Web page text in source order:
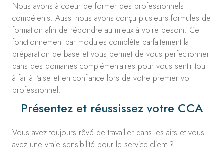
Nous avons à coeur de former des professionnels
compétents. Aussi nous avons conçu plusieurs formules de
formation afin de répondre au mieux à votre besoin. Ce
fonctionnement par modules complète parfaitement la
préparation de base et vous permet de vous perfectionner
dans des domaines complémentaires pour vous sentir tout
à fait à l’aise et en confiance lors de votre premier vol
professionnel.
Présentez et réussissez votre CCA
Vous avez toujours rêvé de travailler dans les airs et vous
avez une vraie sensibilité pour le service client ?